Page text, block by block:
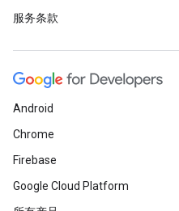
服务条款
Android
Chrome
Firebase
Google Cloud Platform